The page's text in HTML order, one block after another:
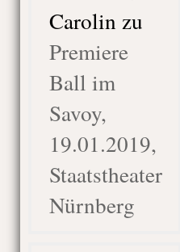
Carolin zu
Premiere
Ball im
Savoy,
19.01.2019,
Staatstheater
Nürnberg